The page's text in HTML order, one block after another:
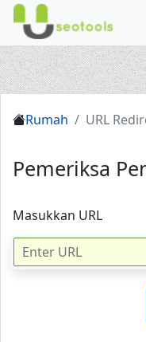
Rumah URL
Pemeriksa
Masukkan URL